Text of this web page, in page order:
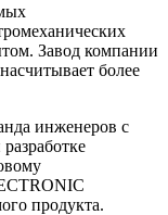
Завод компании
более
инженеров с
продукта.